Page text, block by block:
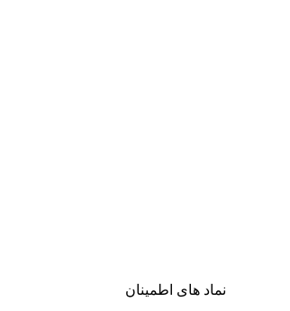
نماد های اطمینان